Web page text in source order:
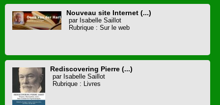
Nouveau site Internet (...)
par Isabelle Saillot
Rubrique : Sur le web
Rediscovering Pierre (...)
par Isabelle Saillot
Rubrique : Livres